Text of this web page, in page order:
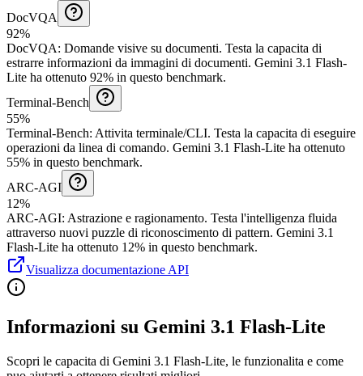
DocVQA
92%
DocVQA: Domande visive su documenti. Testa la capacita di
estrarre informazioni da immagini di documenti. Gemini 3.1 Flash-
Lite ha ottenuto 92% in questo benchmark.
Terminal-Bench
55%
Terminal-Bench: Attivita terminale/CLI. Testa la capacita di eseguire
operazioni da linea di comando. Gemini 3.1 Flash-Lite ha ottenuto
55% in questo benchmark.
ARC-AGI
12%
ARC-AGI: Astrazione e ragionamento. Testa l'intelligenza fluida
attraverso nuovi puzzle di riconoscimento di pattern. Gemini 3.1
Flash-Lite ha ottenuto 12% in questo benchmark.
Visualizza documentazione API
Informazioni su Gemini 3.1 Flash-Lite
Scopri le capacita di Gemini 3.1 Flash-Lite, le funzionalita e come